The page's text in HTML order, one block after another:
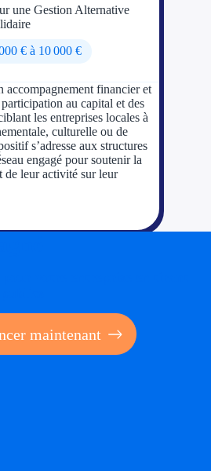
une Gestion Alternative
€ à 10 000 €
financier et
au capital et des
les entreprises locales à
culturelle ou de
s’adresse aux structures
engagé pour soutenir la
de leur activité sur leur
maintenant